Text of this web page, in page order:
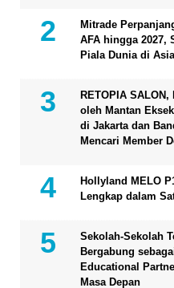
Mitrade
AFA hingga 2027,
Piala Dunia di Asia
RETOPIA
oleh Mantan
di Jakarta dan
Mencari Member
Hollyland MELO
Lengkap dalam
Sekolah-Sekolah
Bergabung
Educational
Masa Depan